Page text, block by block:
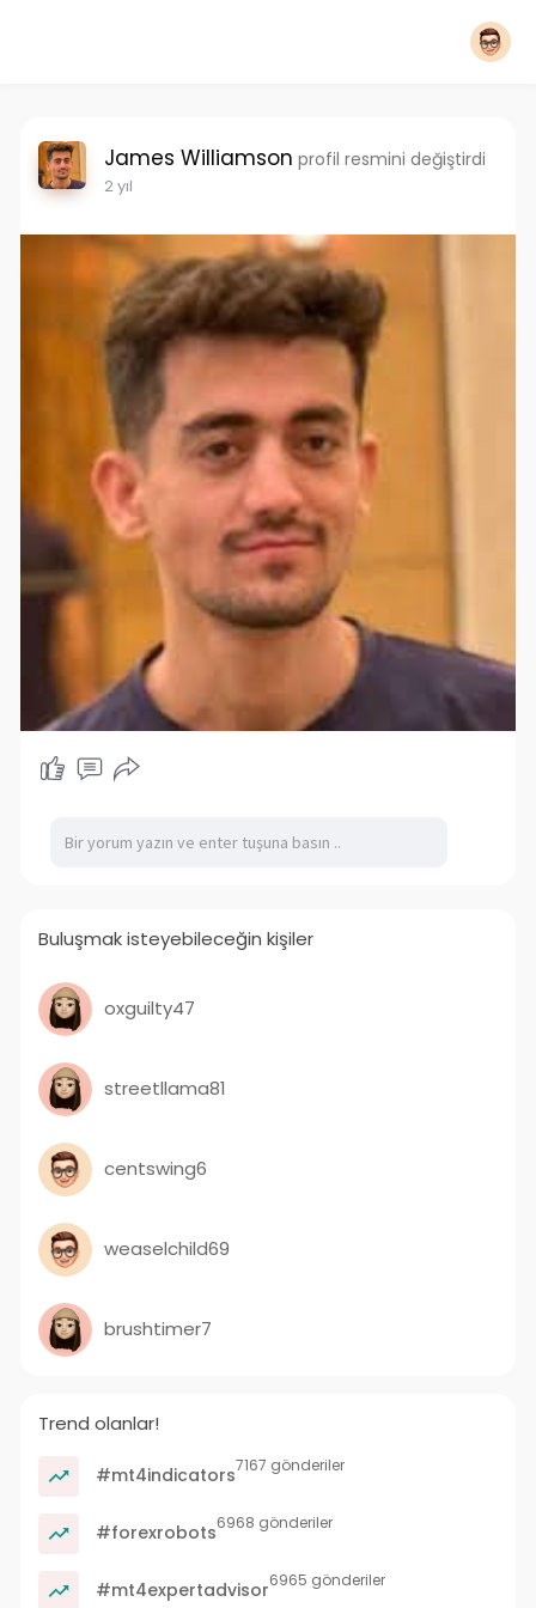
James Williamson profil resmini değiştirdi
2 yıl
Buluşmak isteyebileceğin kişiler
oxguilty47
streetllama81
centswing6
weaselchild69
brushtimer7
Trend olanlar!
#mt4indicators7167 gönderiler
#forexrobots6968 gönderiler
#mt4expertadvisor6965 gönderiler